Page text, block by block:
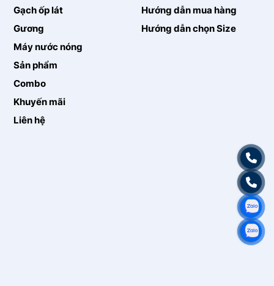
Gạch ốp lát
Gương
Máy nước nóng
Sản phẩm
Combo
Khuyến mãi
Liên hệ
Hướng dẫn mua hàng
Hướng dẫn chọn Size